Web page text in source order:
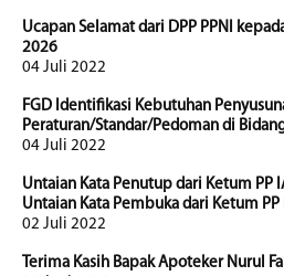
Ucapan Selamat dari DPP PPNI
2026
04 Juli 2022
FGD Identifikasi Kebutuhan
Peraturan/Standar/Pedoman di
04 Juli 2022
Untaian Kata Penutup dari Ketum PP
Untaian Kata Pembuka dari Ketum
02 Juli 2022
Terima Kasih Bapak Apoteker Nurul